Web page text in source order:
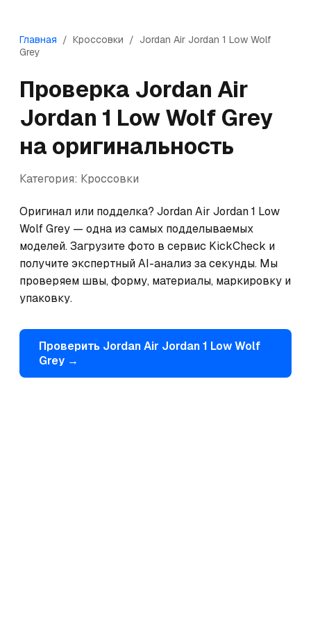
Главная / Кроссовки / Jordan Air Jordan 1 Low Wolf
Grey
Проверка Jordan Air
Jordan 1 Low Wolf Grey
на оригинальность
Категория: Кроссовки
Оригинал или подделка? Jordan Air Jordan 1 Low
Wolf Grey — одна из самых подделываемых
моделей. Загрузите фото в сервис KickCheck и
получите экспертный AI-анализ за секунды. Мы
проверяем швы, форму, материалы, маркировку и
упаковку.
Проверить JordanAir Jordan 1 Low Wolf
Grey →